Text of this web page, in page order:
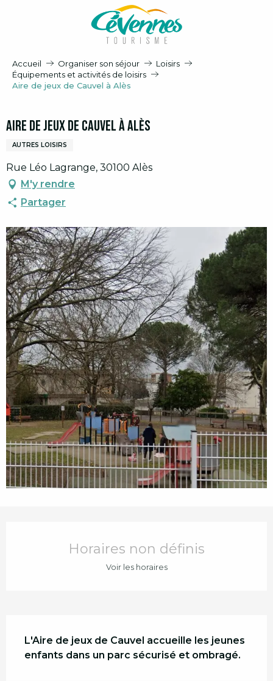
Accueil Organiser son séjour
Loisirs
Équipements et activités de loisirs
Aire de jeux de Cauvel à Alès
Aire de jeux de Cauvel à Alès
AUTRES LOISIRS
Rue Léo Lagrange, 30100 Alès
M'y rendre
Partager
Horaires non définis
Voir les horaires
Description
L'Aire de jeux de Cauvel accueille les jeunes
enfants dans un parc sécurisé et ombragé.